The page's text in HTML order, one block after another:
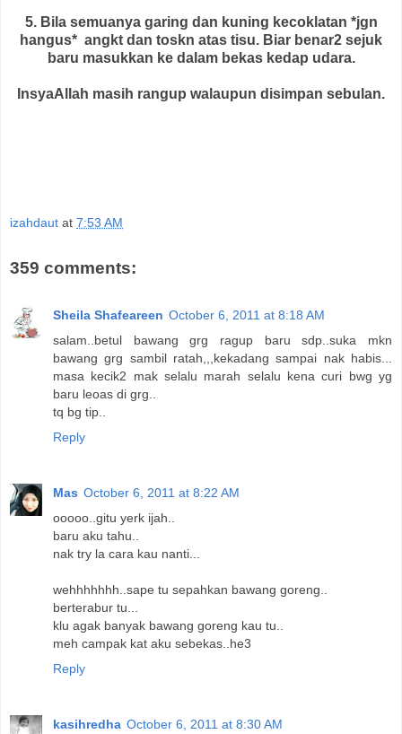
5. Bila semuanya garing dan kuning kecoklatan *jgn
hangus* angkt dan toskn atas tisu. Biar benar2 sejuk
baru masukkan ke dalam bekas kedap udara.
InsyaAllah masih rangup walaupun disimpan sebulan.
izahdaut at 7:53 AM
359 comments:
Sheila Shafeareen October 6, 2011 at 8:18 AM
salam..betul bawang grg ragup baru sdp..suka mkn
bawang grg sambil ratah,,,kekadang sampai nak habis...
masa kecik2 mak selalu marah selalu kena curi bwg yg
baru leoas di grg..
tq bg tip..
Reply
Mas October 6, 2011 at 8:22 AM
ooooo..gitu yerk ijah..
baru aku tahu..
nak try la cara kau nanti...
wehhhhhhh..sape tu sepahkan bawang goreng..
berterabur tu...
klu agak banyak bawang goreng kau tu..
meh campak kat aku sebekas..he3
Reply
kasihredha October 6, 2011 at 8:30 AM